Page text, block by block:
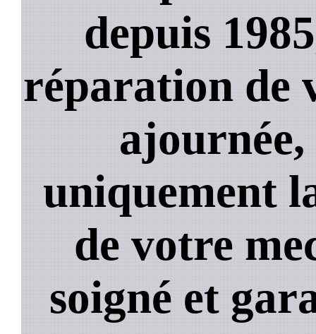
depuis
réparation de
uniquement
de votre
soigné et